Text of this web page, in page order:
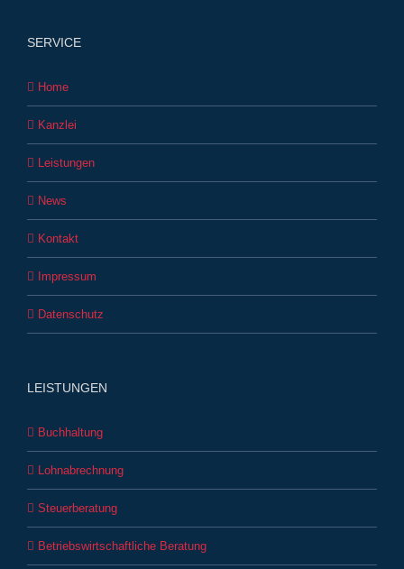
SERVICE
Home
Kanzlei
Leistungen
News
Kontakt
Impressum
Datenschutz
LEISTUNGEN
Buchhaltung
Lohnabrechnung
Steuerberatung
Betriebswirtschaftliche Beratung